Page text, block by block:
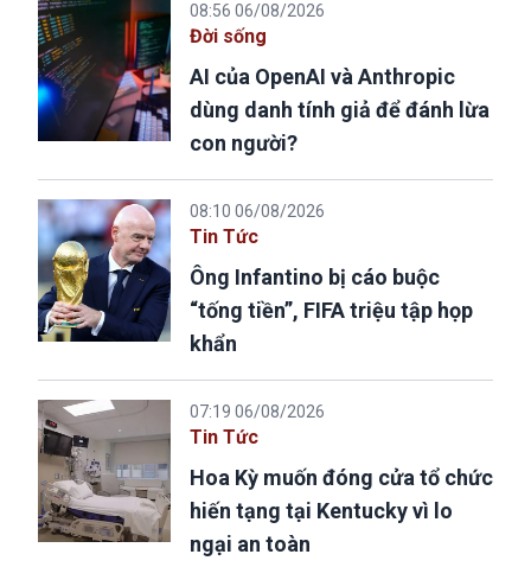
08:56 06/08/2026
Đời sống
AI của OpenAI và Anthropic
dùng danh tính giả để đánh lừa
con người?
08:10 06/08/2026
Tin Tức
Ông Infantino bị cáo buộc
“tống tiền”, FIFA triệu tập họp
khẩn
07:19 06/08/2026
Tin Tức
Hoa Kỳ muốn đóng cửa tổ chức
hiến tạng tại Kentucky vì lo
ngại an toàn